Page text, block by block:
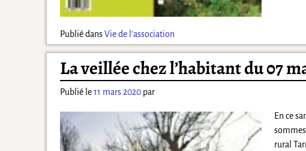
Publié dans Vie de l'association
La veillée chez l’habitant du 07
Publié le11 mars 2020 par
En ce
rural